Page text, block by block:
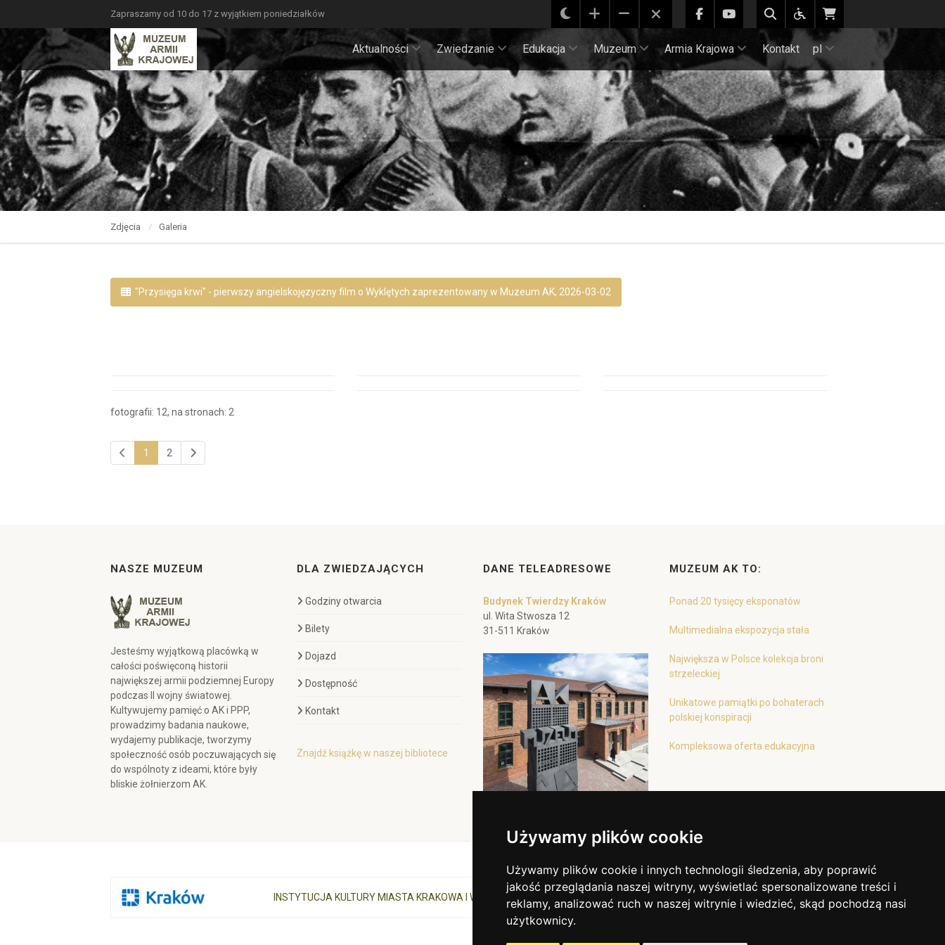
Używamy plików cookie
Używamy plików cookie i innych technologii śledzenia, aby poprawić
jakość przeglądania naszej witryny, wyświetlać spersonalizowane treści i
reklamy, analizować ruch w naszej witrynie i wiedzieć, skąd pochodzą nasi
użytkownicy.
Zapraszamy od 10 do 17 z wyjątkiem poniedziałków
Aktualności Zwiedzanie Edukacja Muzeum Armia Krajowa Kontakt pl
Zdjęcia Galeria
"Przysięga krwi" - pierwszy angielskojęzyczny film o Wyklętych zaprezentowany w Muzeum AK, 2026-03-02
fotografii: 12, na stronach: 2
1 2
NASZE MUZEUM
Jesteśmy wyjątkową placówką w
całości poświęconą historii
największej armii podziemnej Europy
podczas II wojny światowej.
Kultywujemy pamięć o AK i PPP,
prowadzimy badania naukowe,
wydajemy publikacje, tworzymy
społeczność osób poczuwających się
do wspólnoty z ideami, które były
bliskie żołnierzom AK.
DLA ZWIEDZAJĄCYCH
Godziny otwarcia
Bilety
Dojazd
Dostępność
Kontakt
Znajdź książkę w naszej bibliotece
DANE TELEADRESOWE
Budynek Twierdzy Kraków
ul. Wita Stwosza 12
31-511 Kraków
MUZEUM AK TO:
Ponad 20 tysięcy eksponatów
Multimedialna ekspozycja stała
Największa w Polsce kolekcja broni
strzeleckiej
Unikatowe pamiątki po bohaterach
polskiej konspiracji
Kompleksowa oferta edukacyjna
INSTYTUCJA KULTURY MIASTA KRAKOWA I WOJEWÓDZTWA MAŁOPOLSKIEGO